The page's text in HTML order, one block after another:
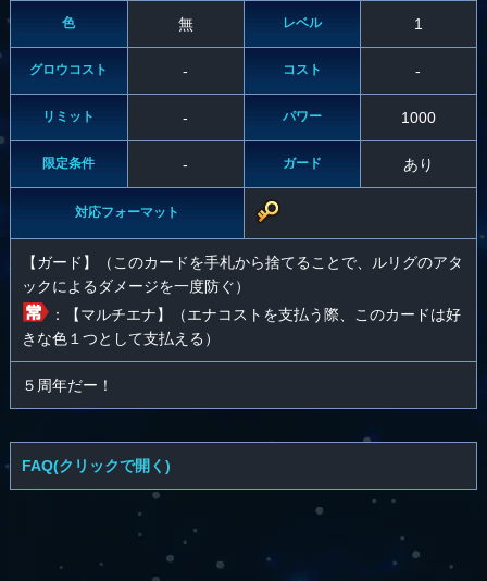
色 無 レベル 1
グロウコスト - コスト -
リミット - パワー 1000
限定条件 - ガード あり
対応フォーマット
【ガード】（このカードを手札から捨てることで、ルリグのアタ
ックによるダメージを一度防ぐ）
：【マルチエナ】（エナコストを支払う際、このカードは好
きな色１つとして支払える）
５周年だー！
FAQ(クリックで開く)